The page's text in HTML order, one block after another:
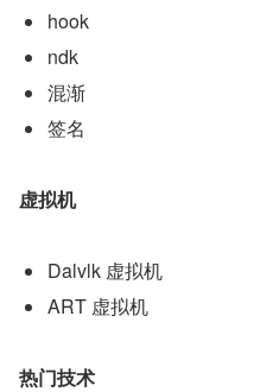
hook
ndk
混渐
签名
虚拟机
Dalvlk 虚拟机
ART 虚拟机
热门技术